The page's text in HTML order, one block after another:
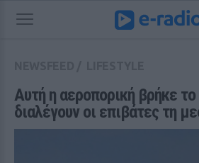
Αυτή η αεροπορική βρήκε
διαλέγουν οι επιβάτες τη